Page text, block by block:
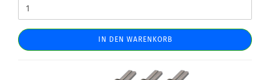
IN DEN WARENKORB